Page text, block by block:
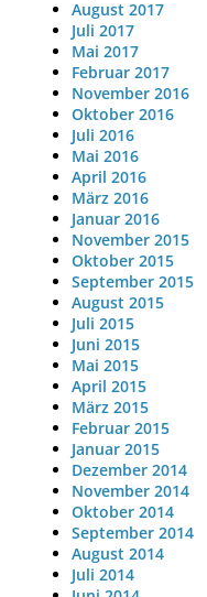
August 2017
Juli 2017
Mai 2017
Februar 2017
November 2016
Oktober 2016
Juli 2016
Mai 2016
April 2016
März 2016
Januar 2016
November 2015
Oktober 2015
September 2015
August 2015
Juli 2015
Juni 2015
Mai 2015
April 2015
März 2015
Februar 2015
Januar 2015
Dezember 2014
November 2014
Oktober 2014
September 2014
August 2014
Juli 2014